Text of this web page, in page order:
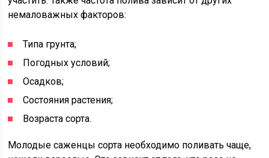
немаловажных факторов:
Типа грунта;
Погодных условий;
Осадков;
Состояния растения;
Возраста сорта.
Молодые саженцы сорта необходимо поливать чаще,